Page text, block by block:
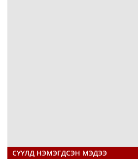
СҮҮЛД НЭМЭГДСЭН МЭДЭЭ